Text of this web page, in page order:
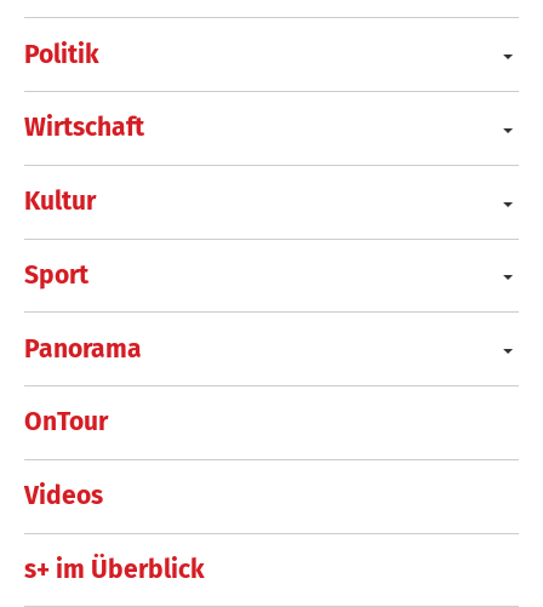
Politik
Wirtschaft
Kultur
Sport
Panorama
OnTour
Videos
s+ im Überblick